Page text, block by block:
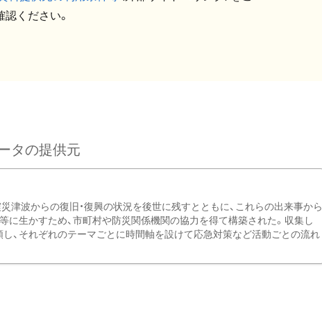
認ください。
タの提供元
津波からの復旧・復興の状況を後世に残すとともに、これらの出来事から
に生かすため、市町村や防災関係機関の協力を得て構築された。収集し
、それぞれのテーマごとに時間軸を設けて応急対策など活動ごとの流れ